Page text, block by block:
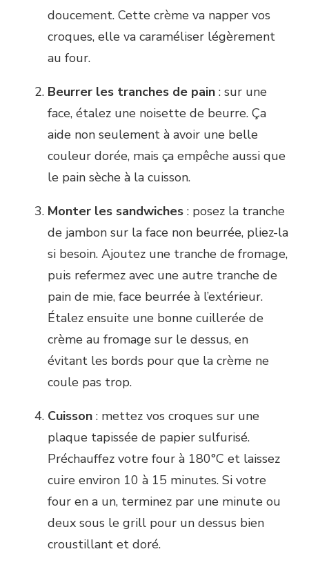
doucement. Cette crème va napper vos
croques, elle va caraméliser légèrement
au four.
Beurrer les tranches de pain : sur une
face, étalez une noisette de beurre. Ça
aide non seulement à avoir une belle
couleur dorée, mais ça empêche aussi que
le pain sèche à la cuisson.
Monter les sandwiches : posez la tranche
de jambon sur la face non beurrée, pliez-la
si besoin. Ajoutez une tranche de fromage,
puis refermez avec une autre tranche de
pain de mie, face beurrée à l’extérieur.
Étalez ensuite une bonne cuillerée de
crème au fromage sur le dessus, en
évitant les bords pour que la crème ne
coule pas trop.
Cuisson : mettez vos croques sur une
plaque tapissée de papier sulfurisé.
Préchauffez votre four à 180°C et laissez
cuire environ 10 à 15 minutes. Si votre
four en a un, terminez par une minute ou
deux sous le grill pour un dessus bien
croustillant et doré.